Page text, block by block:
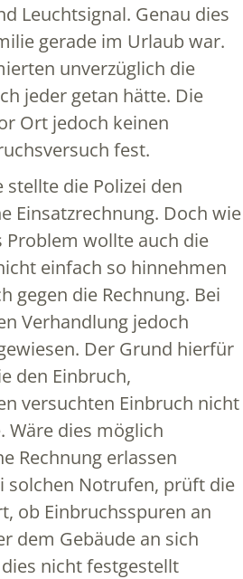
Leuchtsignal. Genau dies
gerade im Urlaub war.
unverzüglich die
jeder getan hätte. Die
Ort jedoch keinen
fest.
die Polizei den
Einsatzrechnung. Doch wie
Problem wollte auch die
einfach so hinnehmen
gegen die Rechnung. Bei
Verhandlung jedoch
Der Grund hierfür
den Einbruch,
versuchten Einbruch nicht
Wäre dies möglich
Rechnung erlassen
solchen Notrufen, prüft die
ob Einbruchsspuren an
dem Gebäude an sich
nicht festgestellt